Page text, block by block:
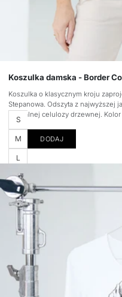
Koszulka damska - Border
Koszulka o klasycznym kroju
Stepanowa. Odszyta z najwyższej
naturalnej celulozy drzewnej. Kolor
Rozmiar
S
M
L
DODAJ